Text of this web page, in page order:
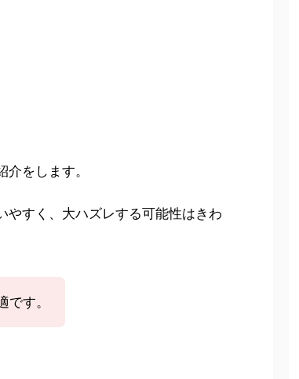
介をします。
やすく、大ハズレする可能性はきわ
です。